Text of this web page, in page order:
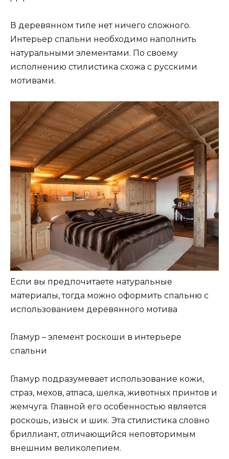
В деревянном типе нет ничего сложного.
Интерьер спальни необходимо наполнить
натуральными элементами. По своему
исполнению стилистика схожа с русскими
мотивами.
Если вы предпочитаете натуральные
материалы, тогда можно оформить спальню с
использованием деревянного мотива
Гламур – элемент роскоши в интерьере
спальни
Гламур подразумевает использование кожи,
страз, мехов, атласа, шелка, животных принтов и
жемчуга. Главной его особенностью является
роскошь, изыск и шик. Эта стилистика словно
бриллиант, отличающийся неповторимым
внешним великолепием.